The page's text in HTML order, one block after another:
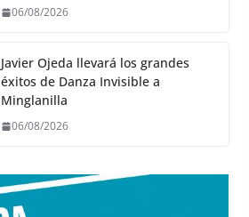
06/08/2026
Javier Ojeda llevará los grandes
éxitos de Danza Invisible a
Minglanilla
06/08/2026